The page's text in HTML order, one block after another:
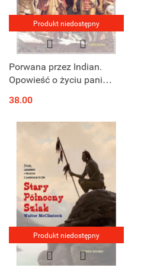
Produkt niedostępny
Porwana przez Indian.
Opowieść o życiu pani
38.00
Produkt niedostępny